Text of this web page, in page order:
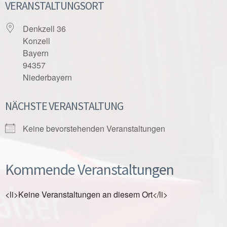
VERANSTALTUNGSORT
Denkzell 36
Konzell
Bayern
94357
Niederbayern
NÄCHSTE VERANSTALTUNG
Keine bevorstehenden Veranstaltungen
Kommende Veranstaltungen
<li>Keine Veranstaltungen an diesem Ort</li>